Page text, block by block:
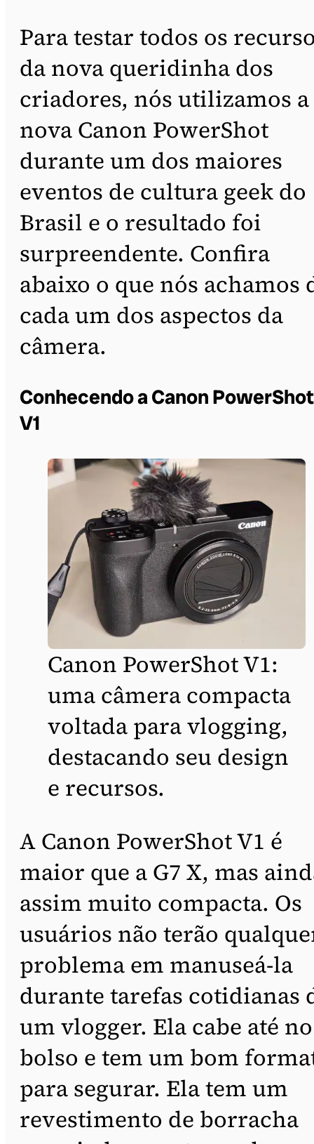
Para testar todos os
da nova queridinha dos
criadores, nós utilizamos a
nova Canon PowerShot
durante um dos maiores
eventos de cultura geek do
Brasil e o resultado foi
surpreendente. Confira
abaixo o que nós achamos
cada um dos aspectos da
câmera.
Conhecendo a Canon PowerShot
V1
Canon PowerShot V1:
uma câmera compacta
voltada para vlogging,
destacando seu design
e recursos.
A Canon PowerShot V1 é
maior que a G7 X, mas
assim muito compacta. Os
usuários não terão
problema em manuseá-la
durante tarefas cotidianas
um vlogger. Ela cabe até no
bolso e tem um bom
para segurar. Ela tem um
revestimento de borracha